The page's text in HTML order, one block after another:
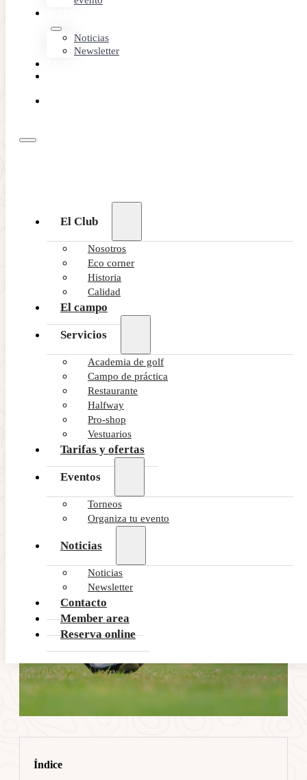
Noticias
Newsletter
El Club
Nosotros
Eco corner
Historia
Calidad
El campo
Servicios
Academia de golf
Campo de práctica
Restaurante
Halfway
Pro-shop
Vestuarios
Tarifas y ofertas
Eventos
Torneos
Organiza tu evento
Noticias
Noticias
Newsletter
Contacto
Member area
Reserva online
Índice